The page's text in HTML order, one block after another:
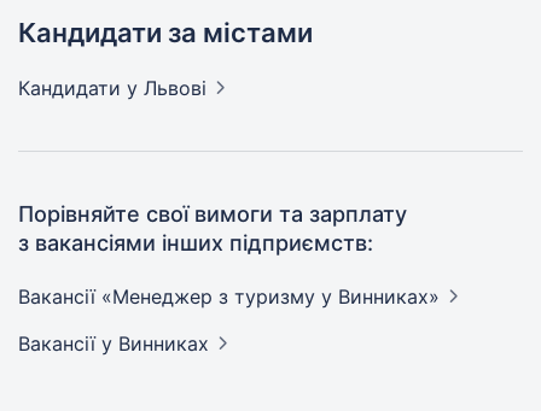
Кандидати за містами
Кандидати у Львові
Порівняйте свої вимоги та зарплату
з вакансіями інших підприємств:
Вакансії «Менеджер з туризму у Винниках»
Вакансії у Винниках